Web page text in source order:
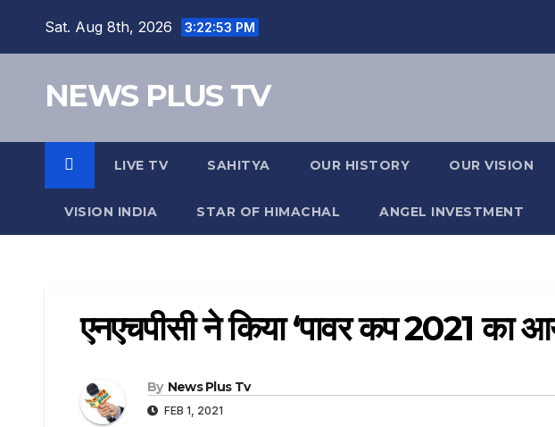
Sat. Aug 8th, 2026 3:22:54 PM
NEWS PLUS TV
LIVE TV SAHITYA OUR HISTORY OUR VISION
VISION INDIA STAR OF HIMACHAL ANGEL INVESTMENT
एनएचपीसी ने किया ‘पावर कप 2021 का
By News Plus Tv
FEB 1, 2021